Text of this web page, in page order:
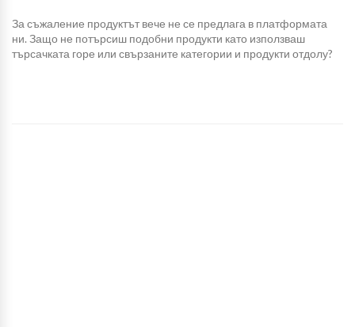
За съжаление продуктът вече не се предлага в платформата
ни. Защо не потърсиш подобни продукти като използваш
търсачката горе или свързаните категории и продукти отдолу?